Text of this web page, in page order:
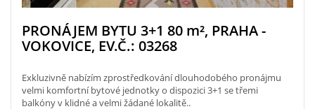
PRONÁJEM BYTU 3+1 80 m², PRAHA -
VOKOVICE, EV.Č.: 03268
Exkluzivně nabízím zprostředkování dlouhodobého pronájmu
velmi komfortní bytové jednotky o dispozici 3+1 se třemi
balkóny v klidné a velmi žádané lokalitě..